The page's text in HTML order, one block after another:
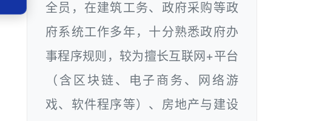
全员，在建筑工务、政府采购等政
府系统工作多年，十分熟悉政府办
事程序规则，较为擅长互联网+平台
（含区块链、电子商务、网络游
戏、软件程序等）、房地产与建设